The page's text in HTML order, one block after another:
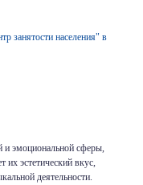
занятости населения" в
и эмоциональной сферы,
их эстетический вкус,
деятельности.